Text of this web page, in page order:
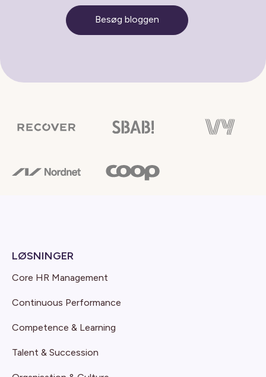
Besøg bloggen
LØSNINGER
Core HR Management
Continuous Performance
Competence & Learning
Talent & Succession